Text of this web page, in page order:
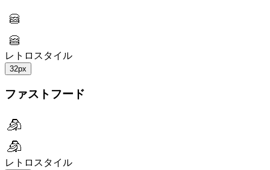
レトロスタイル
32px
ファストフード
レトロスタイル